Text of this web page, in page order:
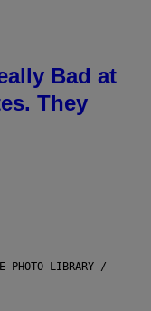
Bad at
They
PHOTO LIBRARY /